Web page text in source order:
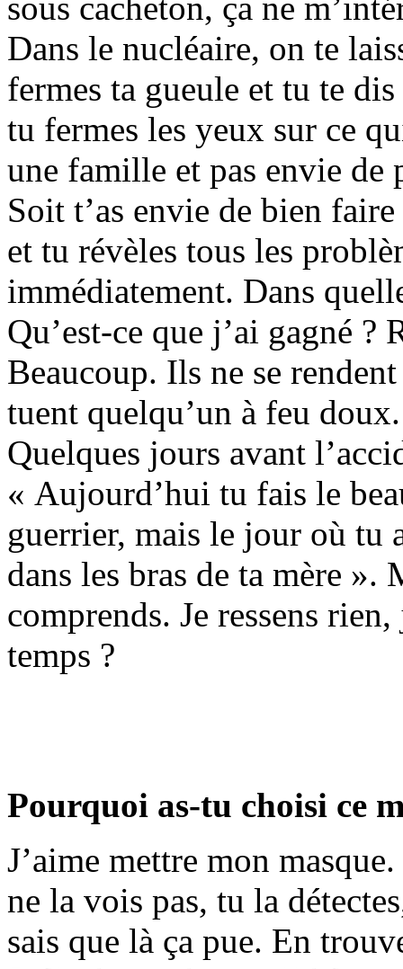
Dans le nucléaire, on te
fermes ta gueule et tu te dis
tu fermes les yeux sur ce
une famille et pas envie de
Soit t’as envie de bien
et tu révèles tous les
immédiatement. Dans
Qu’est-ce que j’ai gagné ?
Beaucoup. Ils ne se
tuent quelqu’un à feu doux.
Quelques jours avant
« Aujourd’hui tu fais le
guerrier, mais le jour où tu
dans les bras de ta mère
comprends. Je ressens
temps ?
Pourquoi as-tu choisi ce
J’aime mettre mon
ne la vois pas, tu la
sais que là ça pue. En